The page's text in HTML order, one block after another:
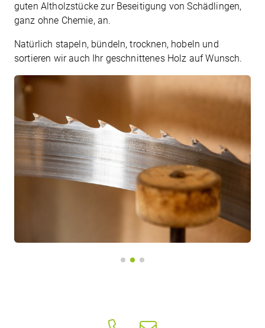
guten Altholzstücke zur Beseitigung von Schädlingen,
ganz ohne Chemie, an.
Natürlich stapeln, bündeln, trocknen, hobeln und
sortieren wir auch Ihr geschnittenes Holz auf Wunsch.